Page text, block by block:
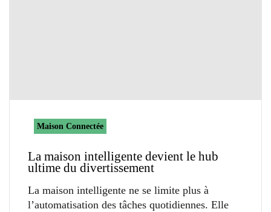
Maison Connectée
La maison intelligente devient le hub
ultime du divertissement
La maison intelligente ne se limite plus à
l’automatisation des tâches quotidiennes. Elle